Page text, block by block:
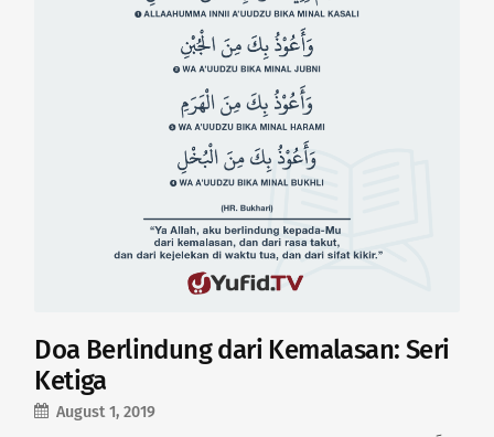
Doa Berlindung dari Kemalasan: Seri
Ketiga
August 1, 2019